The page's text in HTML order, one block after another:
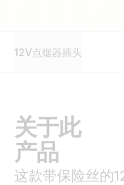
12V点烟器插头
关于此
产品
这款带保险丝的